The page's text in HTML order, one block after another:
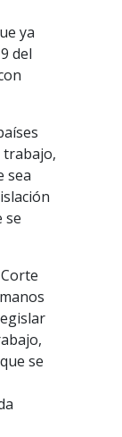
ya
del
trabajo,
sea
se
se